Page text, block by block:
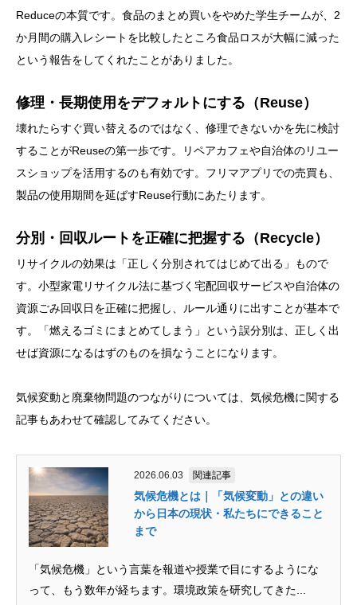
Reduceの本質です。食品のまとめ買いをやめた学生チームが、2
か月間の購入レシートを比較したところ食品ロスが大幅に減った
という報告をしてくれたことがありました。
修理・長期使用をデフォルトにする（Reuse）
壊れたらすぐ買い替えるのではなく、修理できないかを先に検討
することがReuseの第一歩です。リペアカフェや自治体のリユー
スショップを活用するのも有効です。フリマアプリでの売買も、
製品の使用期間を延ばすReuse行動にあたります。
分別・回収ルートを正確に把握する（Recycle）
リサイクルの効果は「正しく分別されてはじめて出る」もので
す。小型家電リサイクル法に基づく宅配回収サービスや自治体の
資源ごみ回収日を正確に把握し、ルール通りに出すことが基本で
す。「燃えるゴミにまとめてしまう」という誤分別は、正しく出
せば資源になるはずのものを損なうことになります。
気候変動と廃棄物問題のつながりについては、気候危機に関する
記事もあわせて確認してみてください。
2026.06.03 関連記事
気候危機とは｜「気候変動」との違い
から日本の現状・私たちにできること
まで
「気候危機」という言葉を報道や授業で目にするようにな
って、もう数年が経ちます。環境政策を研究してきた...